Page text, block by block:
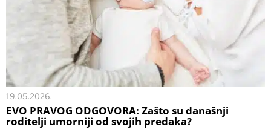
19.05.2026.
EVO PRAVOG ODGOVORA: Zašto su današnji
roditelji umorniji od svojih predaka?